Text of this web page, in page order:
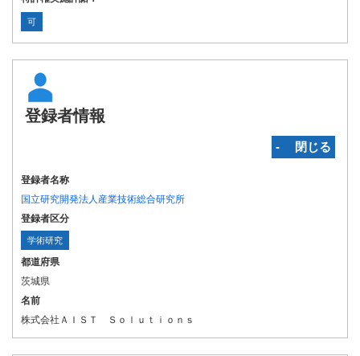
可
登録者情報
‐ 閉じる
登録者名称
国立研究開発法人産業技術総合研究所
登録者区分
学術研究
都道府県
茨城県
名前
株式会社ＡＩＳＴ Ｓｏｌｕｔｉｏｎｓ